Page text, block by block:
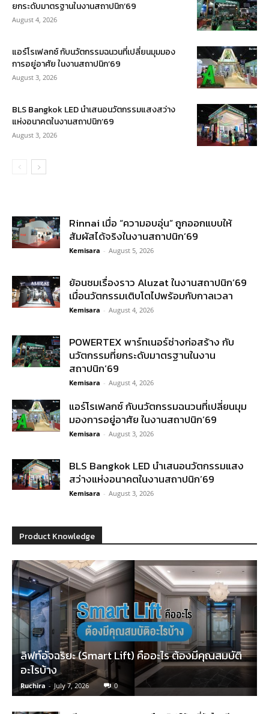
ยกระดับมาตรฐานในงานสถาปนิก’69
August 4, 2026
แอร์โรเฟลกซ์ กับนวัตกรรมฉนวนที่เปลี่ยนมุมมอง
การอยู่อาศัย ในงานสถาปนิก’69
August 3, 2026
BLS Bangkok LED นำเสนอนวัตกรรมแสงสว่าง
แห่งอนาคตในงานสถาปนิก’69
August 3, 2026
Rinnai เมื่อ “ความอบอุ่น” ถูกออกแบบให้
สัมผัสได้จริงในงานสถาปนิก’69
Kemisara - August 5, 2026
ย้อนชมเรื่องราว Aluzat ในงานสถาปนิก’69
เมื่อนวัตกรรมเติบโตไปพร้อมกับกาลเวลา
Kemisara - August 4, 2026
POWERTEX พาร์ทเนอร์ช่างก่อสร้าง กับ
นวัตกรรมที่ยกระดับมาตรฐานในงาน
สถาปนิก’69
Kemisara - August 4, 2026
แอร์โรเฟลกซ์ กับนวัตกรรมฉนวนที่เปลี่ยนมุม
มองการอยู่อาศัย ในงานสถาปนิก’69
Kemisara - August 3, 2026
BLS Bangkok LED นำเสนอนวัตกรรมแสง
สว่างแห่งอนาคตในงานสถาปนิก’69
Kemisara - August 3, 2026
Product Knowledge
ลิฟท์อัจฉริยะ (Smart Lift) คืออะไร ต้องมีคุณสมบัติ
อะไรบ้าง
Ruchira - July 7, 2026 0